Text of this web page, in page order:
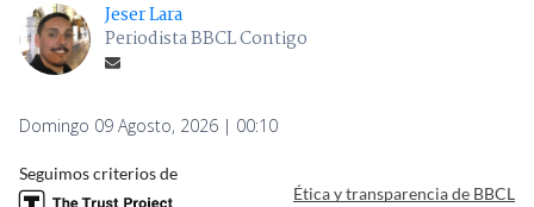
Jeser Lara
Periodista BBCL Contigo
Domingo 09 Agosto, 2026 | 00:10
Seguimos criterios de
Ética y transparencia de BBCL